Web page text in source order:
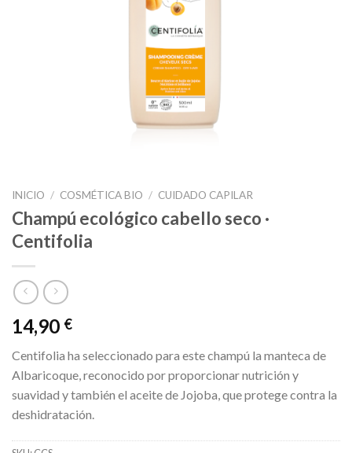
INICIO / COSMÉTICA BIO / CUIDADO CAPILAR
Champú ecológico cabello seco ·
Centifolia
14,90 €
Centifolia ha seleccionado para este champú la manteca de
Albaricoque, reconocido por proporcionar nutrición y
suavidad y también el aceite de Jojoba, que protege contra la
deshidratación.